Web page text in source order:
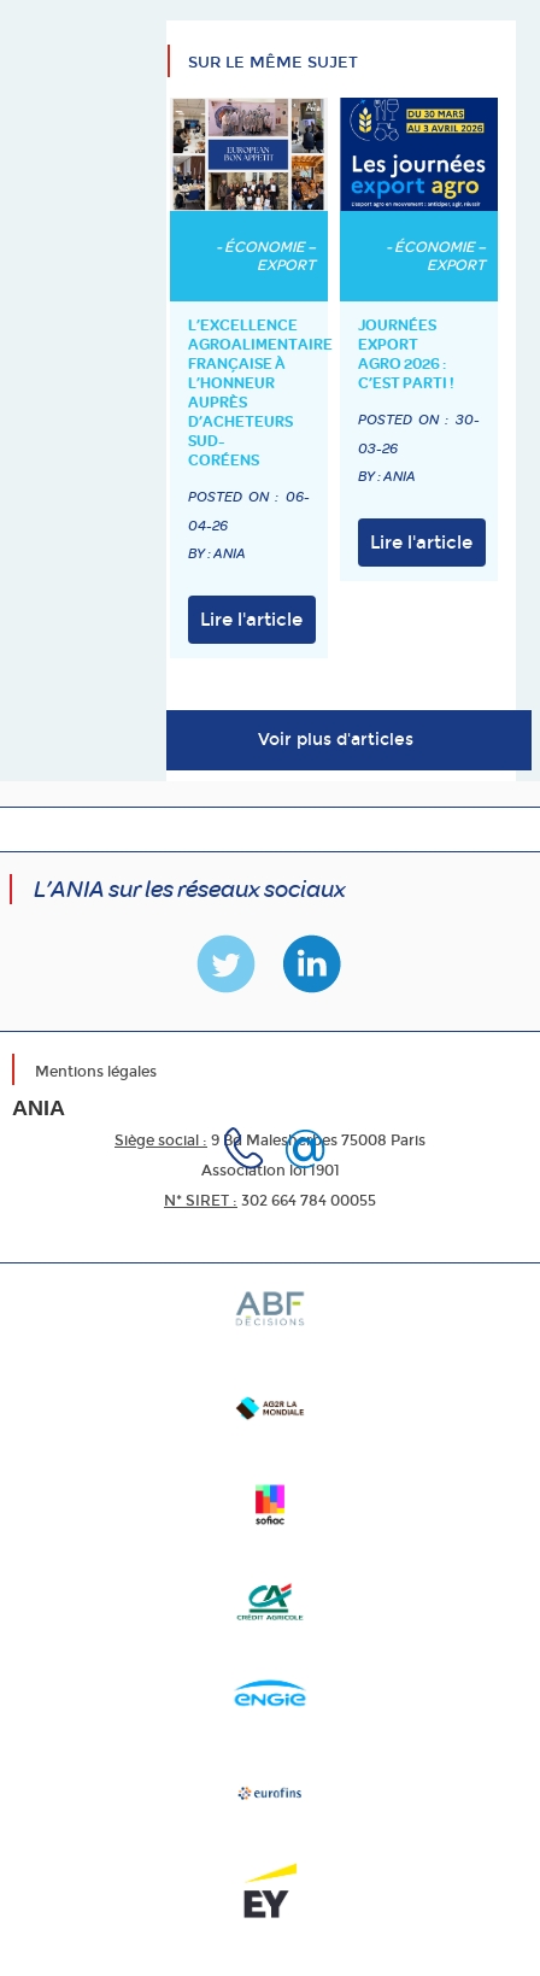
SUR LE MÊME SUJET
- ÉCONOMIE –
EXPORT
L’EXCELLENCE
AGROALIMENTAIRE
FRANÇAISE À
L’HONNEUR
AUPRÈS
D’ACHETEURS
SUD-
CORÉENS
POSTED ON : 06-
04-26
BY : ANIA
Lire l'article
- ÉCONOMIE –
EXPORT
JOURNÉES
EXPORT
AGRO 2026 :
C’EST PARTI !
POSTED ON : 30-
03-26
BY : ANIA
Lire l'article
Voir plus d'articles
L’ANIA sur les réseaux sociaux
Mentions légales
ANIA
Siège social : 9 Bd Malesherbes 75008 Paris
Association loi 1901
N* SIRET : 302 664 784 00055